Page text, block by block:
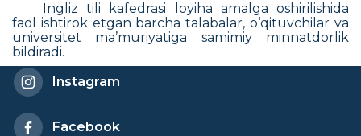
Ingliz tili kafedrasi loyiha amalga oshirilishida
faol ishtirok etgan barcha talabalar, o‘qituvchilar va
universitet ma’muriyatiga samimiy minnatdorlik
bildiradi.
Instagram
Facebook